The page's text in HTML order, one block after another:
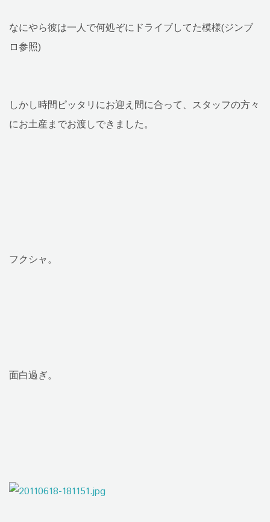
なにやら彼は一人で何処ぞにドライブしてた模様(ジンブ
ロ参照)
しかし時間ピッタリにお迎え間に合って、スタッフの方々
にお土産までお渡しできました。
フクシャ。
面白過ぎ。